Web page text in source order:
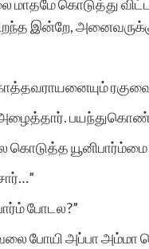
கொடுத்து
இன்றே,
கொடுத்த
போடல?”
போயி அப்பா அம்மா